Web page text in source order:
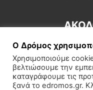
Ο Δρόμος
Χρησιμοποιούμε
βελτιώσουμε την
καταγράφουμε τις
ξανά το edromos.gr.